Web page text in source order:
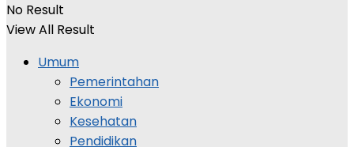
No Result
View All Result
Umum
Pemerintahan
Ekonomi
Kesehatan
Pendidikan